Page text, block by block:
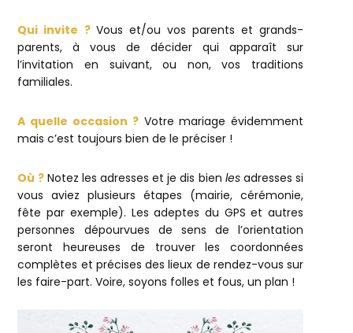
Qui invite ? Vous et/ou vos parents et grands-
parents, à vous de décider qui apparaît sur
l’invitation en suivant, ou non, vos traditions
familiales.
A quelle occasion ?Votre mariage évidemment
mais c’est toujours bien de le préciser !
Où ?Notez les adresses et je dis bien lesadresses si
vous aviez plusieurs étapes (mairie, cérémonie,
fête par exemple). Les adeptes du GPS et autres
personnes dépourvues de sens de l’orientation
seront heureuses de trouver les coordonnées
complètes et précises des lieux de rendez-vous sur
les faire-part. Voire, soyons folles et fous, un plan !